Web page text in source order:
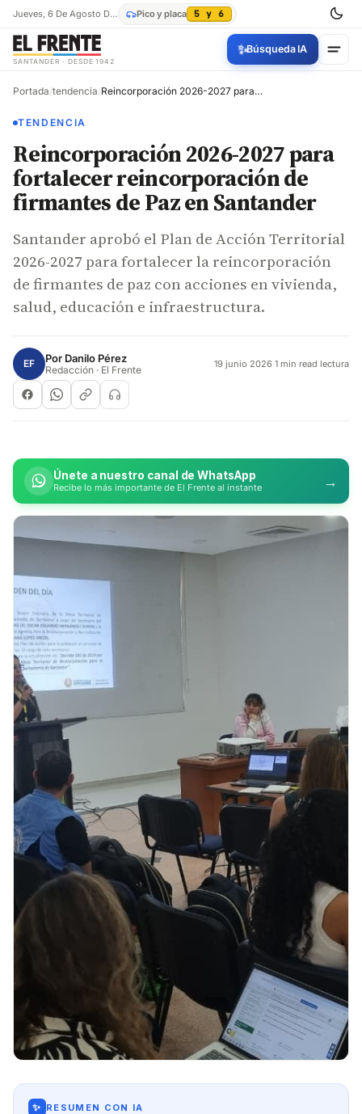
Jueves, 6 De Agosto De 2026 Pico y placa 5 y 6
SANTANDER · DESDE 1942
✨Búsqueda IA
Portada/tendencia/ Reincorporación 2026-2027 para fortalecer reincorporación de firmantes de Paz en Santander
TENDENCIA
Reincorporación 2026-2027 para
fortalecer reincorporación de
firmantes de Paz en Santander
Santander aprobó el Plan de Acción Territorial
2026-2027 para fortalecer la reincorporación
de firmantes de paz con acciones en vivienda,
salud, educación e infraestructura.
EF Por Danilo Pérez
Redacción · El Frente 19 junio 2026·1 min read lectura
Únete a nuestro canal de WhatsApp
Recibe lo más importante de El Frente al instante →
✨ RESUMEN CON IA